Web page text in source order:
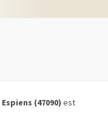
Espiens (47090) est